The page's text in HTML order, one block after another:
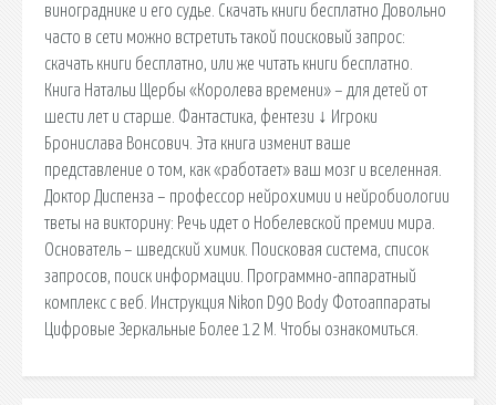
винограднике и его судье. Скачать книги бесплатно Довольно
часто в сети можно встретить такой поисковый запрос:
скачать книги бесплатно, или же читать книги бесплатно.
Книга Натальи Щербы «Королева времени» – для детей от
шести лет и старше. Фантастика, фентези ↓ Игроки
Бронислава Вонсович. Эта книга изменит ваше
представление о том, как «работает» ваш мозг и вселенная.
Доктор Диспенза – профессор нейрохимии и нейробиологии
тветы на викторину: Речь идет о Нобелевской премии мира.
Основатель – шведский химик. Поисковая сиcтема, список
запросов, поиск информации. Программно-аппаратный
комплекс с веб. Инструкция Nikon D90 Body Фотоаппараты
Цифровые Зеркальные Более 12 М. Чтобы ознакомиться.